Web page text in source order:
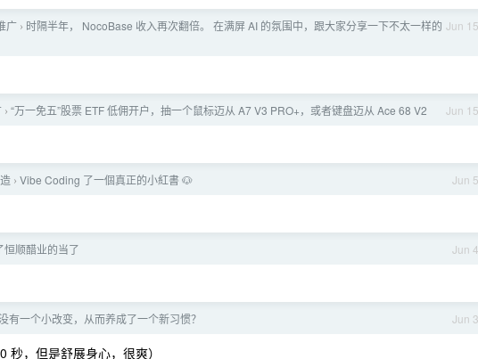
Jun 15
广 › 时隔半年， NocoBase 收入再次翻倍。 在满屏 AI 的氛围中，跟大家分享一下不太一样的
Jun 15
› “万一免五”股票 ETF 低佣开户，抽一个鼠标迈从 A7 V3 PRO+，或者键盘迈从 Ace 68 V2
Jun 5
› Vibe Coding 了一個真正的小紅書 🐶
Jun 4
恒顺醋业的当了
Jun 3
有一个小改变，从而养成了一个新习惯？
，但是舒展身心，很爽）